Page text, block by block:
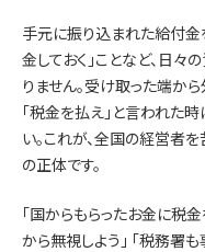
手元に振り込まれた給付金
金しておく」ことなど、日
りません。受け取った端か
「税金を払え」と言われた
い。これが、全国の経営者
の正体です。
「国からもらったお金に税
から無視しよう」 「税務署